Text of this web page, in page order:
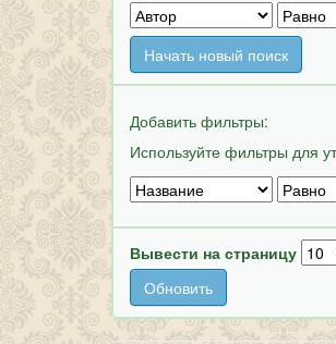
Начать новый поиск
Добавить фильтры:
Используйте фильтры для
Вывести на страницу